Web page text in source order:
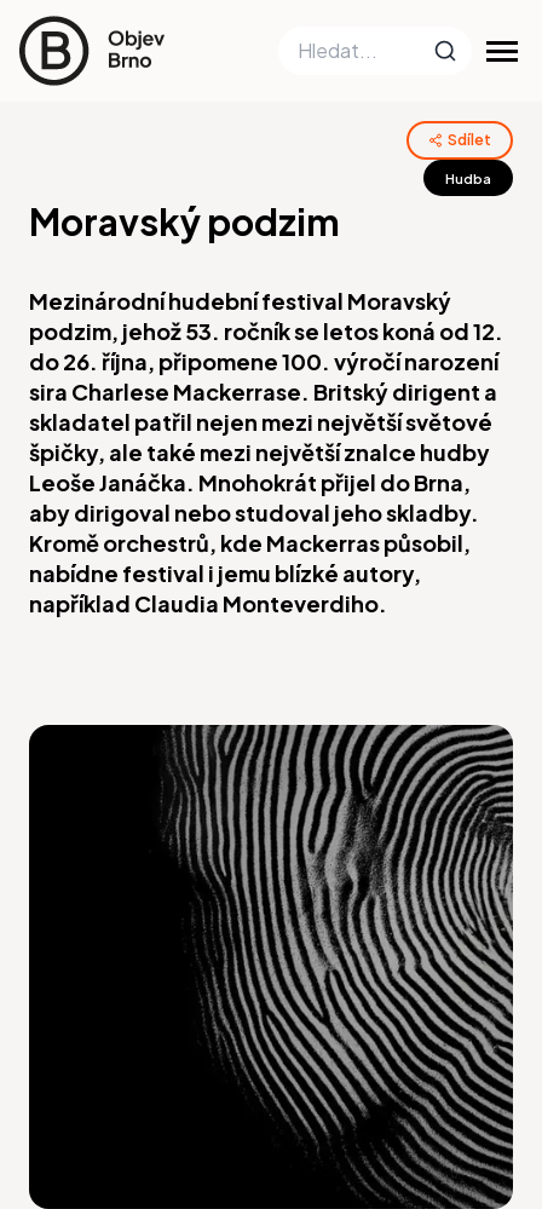
Sdílet
Hudba
Moravský podzim
Mezinárodní hudební festival Moravský
podzim, jehož 53. ročník se letos koná od 12.
do 26. října, připomene 100. výročí narození
sira Charlese Mackerrase. Britský dirigent a
skladatel patřil nejen mezi největší světové
špičky, ale také mezi největší znalce hudby
Leoše Janáčka. Mnohokrát přijel do Brna,
aby dirigoval nebo studoval jeho skladby.
Kromě orchestrů, kde Mackerras působil,
nabídne festival i jemu blízké autory,
například Claudia Monteverdiho.